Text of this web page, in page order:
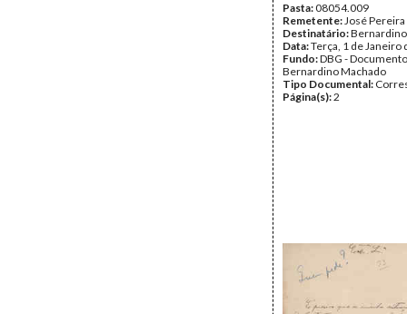
Pasta:08054.009
Remetente:José Pereira
Destinatário:
Data:Terça, 1 de Janeiro
Fundo:DBG -
Bernardino Machado
Tipo Documental:
Página(s):2